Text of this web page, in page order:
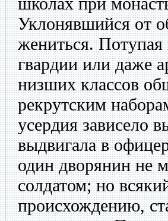
Уклонявшийся от
жениться. Потупая
гвардии или даже
низших классов
рекрутским
усердия зависело
выдвигала в
один дворянин не
солдатом; но
происхождению,